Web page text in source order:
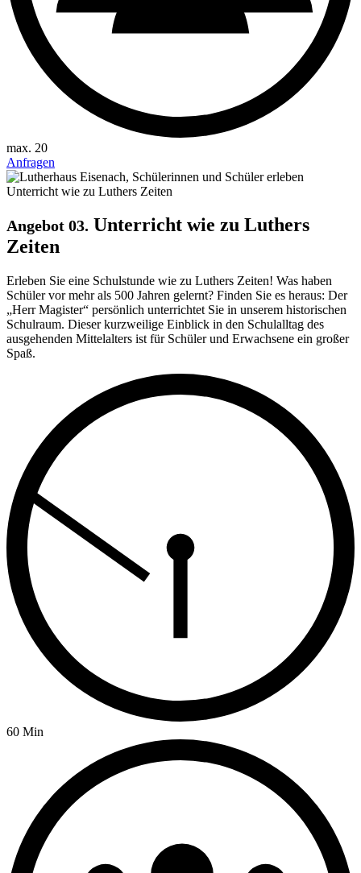
max. 20
Anfragen
Angebot 03. Unterricht wie zu Luthers
Zeiten
Erleben Sie eine Schulstunde wie zu Luthers Zeiten! Was haben
Schüler vor mehr als 500 Jahren gelernt? Finden Sie es heraus: Der
„Herr Magister“ persönlich unterrichtet Sie in unserem historischen
Schulraum. Dieser kurzweilige Einblick in den Schulalltag des
ausgehenden Mittelalters ist für Schüler und Erwachsene ein großer
Spaß.
60 Min